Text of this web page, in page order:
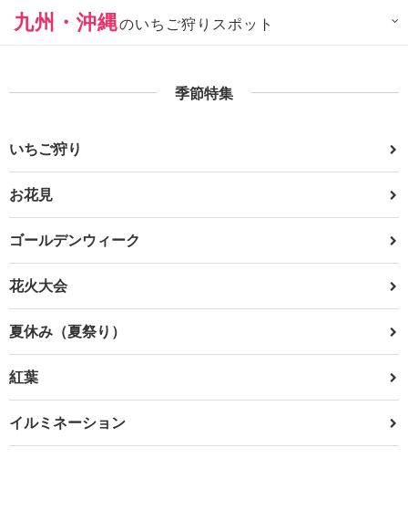
九州・沖縄のいちご狩りスポット
季節特集
いちご狩り
お花見
ゴールデンウィーク
花火大会
夏休み（夏祭り）
紅葉
イルミネーション